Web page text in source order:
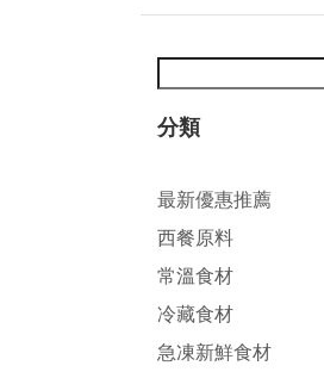
分類
最新優惠推薦
西餐原料
常溫食材
冷藏食材
急凍新鮮食材